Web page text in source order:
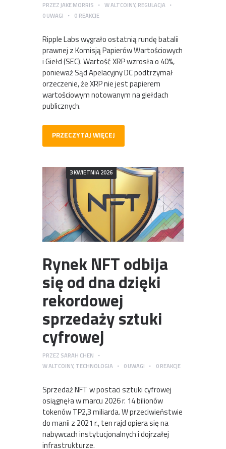
PRZEZJAKE MORRIS WALTCOINY, REGULACJA
0UWAGI 0 REAKCJE
Ripple Labs wygrało ostatnią rundę batalii
prawnej z Komisją Papierów Wartościowych
i Giełd (SEC). Wartość XRP wzrosła o 40%,
ponieważ Sąd Apelacyjny DC podtrzymał
orzeczenie, że XRP nie jest papierem
wartościowym notowanym na giełdach
publicznych.
PRZECZYTAJ WIĘCEJ
3 KWIETNIA 2026
Rynek NFT odbija
się od dna dzięki
rekordowej
sprzedaży sztuki
cyfrowej
PRZEZ SARAH CHEN
WALTCOINY, TECHNOLOGIA 0UWAGI 0 REAKCJE
Sprzedaż NFT w postaci sztuki cyfrowej
osiągnęła w marcu 2026 r. 14 bilionów
tokenów TP2,3 miliarda. W przeciwieństwie
do manii z 2021 r., ten rajd opiera się na
nabywcach instytucjonalnych i dojrzałej
infrastrukturze.